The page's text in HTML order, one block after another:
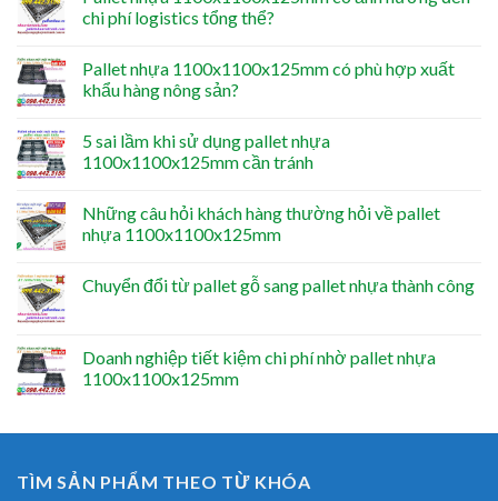
chi phí logistics tổng thể?
Pallet nhựa 1100x1100x125mm có phù hợp xuất
khẩu hàng nông sản?
5 sai lầm khi sử dụng pallet nhựa
1100x1100x125mm cần tránh
Những câu hỏi khách hàng thường hỏi về pallet
nhựa 1100x1100x125mm
Chuyển đổi từ pallet gỗ sang pallet nhựa thành công
Doanh nghiệp tiết kiệm chi phí nhờ pallet nhựa
1100x1100x125mm
TÌM SẢN PHẨM THEO TỪ KHÓA